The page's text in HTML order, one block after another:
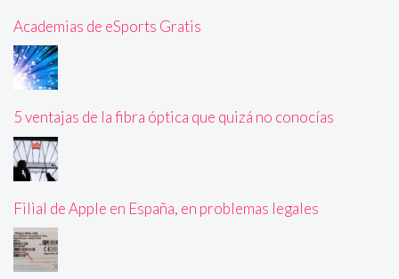
Academias de eSports Gratis
5 ventajas de la fibra óptica que quizá no conocías
Filial de Apple en España, en problemas legales